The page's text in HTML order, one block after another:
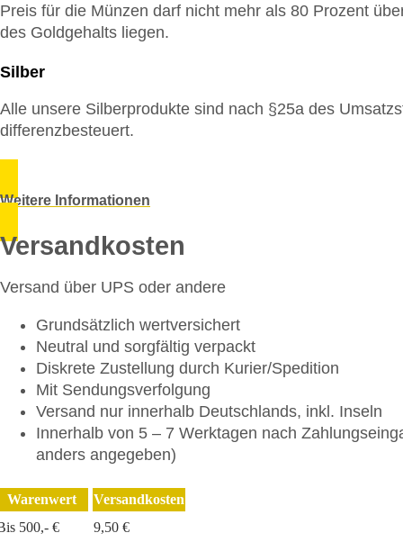
Preis für die Münzen darf nicht mehr als 80 Prozent
des Goldgehalts liegen.
Silber
Alle unsere Silberprodukte sind nach §25a des
differenzbesteuert.
Weitere Informationen
Versandkosten
Versand über UPS oder andere
Grundsätzlich wertversichert
Neutral und sorgfältig verpackt
Diskrete Zustellung durch Kurier/Spedition
Mit Sendungsverfolgung
Versand nur innerhalb Deutschlands, inkl. Inseln
Innerhalb von 5 – 7 Werktagen nach
anders angegeben)
Warenwert
Versandkosten
500,- €
9,50 €